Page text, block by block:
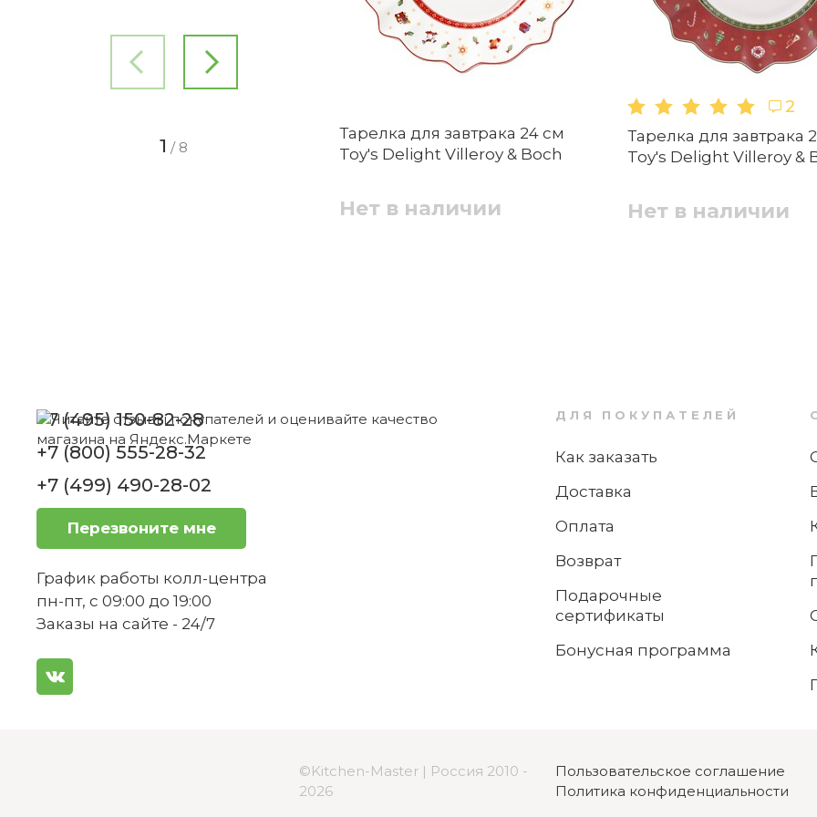
Кружка подарочный набор 2 предмета
Суповая тарелка 26 см Green Toy's Delight
белый Toy's Delight Villeroy & Boch
Delight Villeroy & Boch
Нет в наличии
Недостатки
Можно ли мыть тарелку в посудомоечной машине?
Является ли тарелка частью комплекта?
Подходит ли тарелка для подачи десертов?
Тарелка подходит для повседневного использования?
Какая тематика у коллекции, к которой принадлежит тарелка?
1 / 8
Тарелка для завтрака 24 см
Toy's Delight Villeroy & Boch
Нет в наличии
2
Тарелка для завтрака
Toy's Delight Villeroy &
Нет в наличии
+7 (495) 150-82-28
+7 (800) 555-28-32
+7 (499) 490-28-02
Перезвоните мне
График работы колл-центра
пн-пт, с 09:00 до 19:00
Заказы на сайте - 24/7
ДЛЯ ПОКУПАТЕЛЕЙ
Как заказать
Доставка
Оплата
Возврат
Подарочные
сертификаты
Бонусная программа
©Kitchen-Master | Россия 2010 -
2026
Пользовательское соглашение
Политика конфиденциальности